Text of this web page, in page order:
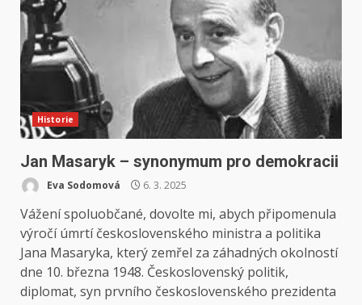
Historie
Jan Masaryk – synonymum pro demokracii
Eva Sodomová 6. 3. 2025
Vážení spoluobčané, dovolte mi, abych připomenula
výročí úmrtí československého ministra a politika
Jana Masaryka, který zemřel za záhadných okolností
dne 10. března 1948. Československý politik,
diplomat, syn prvního československého prezidenta